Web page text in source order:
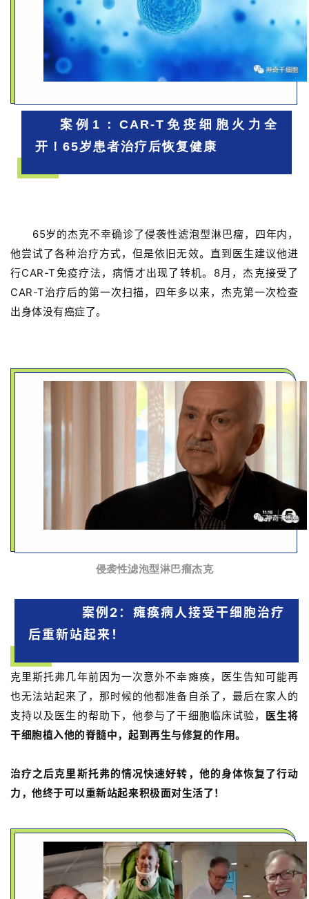
案例1：CAR-T免疫细胞火力全
开！65岁患者治疗后恢复健康
65岁的杰克不幸确诊了侵袭性滤泡型淋巴瘤，四年内，
他尝试了各种治疗方式，但是依旧无效。直到医生建议他进
行CAR-T免疫疗法，病情才出现了转机。8月，杰克接受了
CAR-T治疗后的第一次扫描，四年多以来，杰克第一次检查
出身体没有癌症了。
侵袭性滤泡型淋巴瘤杰克
案例2：瘫痪病人接受干细胞治疗
后重新站起来！
克里斯托弗几年前因为一次意外不幸瘫痪，医生告知可能再
也无法站起来了，那时候的他都准备自杀了，最后在家人的
支持以及医生的帮助下，他参与了干细胞临床试验，
医生将
干细胞植入他的脊髓中，起到再生与修复的作用。
治疗之后克里斯托弗的情况快速好转，他的身体恢复了行动
力，他终于可以重新站起来积极面对生活了！